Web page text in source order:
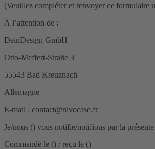
(Veuillez compléter et renvoyer ce formulaire
À l’attention de :
DeinDesign GmbH
Otto-Meffert-Straße 3
55543 Bad Kreuznach
Allemagne
E-mail : contact@nivocase.fr
Je/nous () vous notifie/notifions par la
Commandé le () / reçu le ()